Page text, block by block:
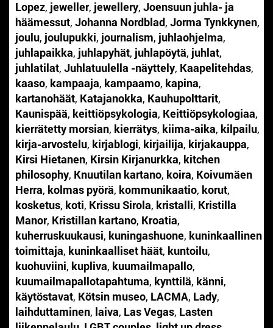
Lopez, jeweller, jewellery, Joensuun juhla- ja
häämessut, Johanna Nordblad, Jorma Tynkkynen,
joulu, joulupukki, journalism, juhlaohjelma,
juhlapaikka, juhlapyhät, juhlapöytä, juhlat,
juhlatilat, Juhlatuulella -näyttely, Kaapelitehdas,
kaaso, kampaaja, kampaamo, kapina,
kartanohäät, Katajanokka, Kauhupolttarit,
Kaunispää, keittiöpsykologia, Keittiöpsykologiaa,
kierrätetty morsian, kierrätys, kiima-aika, kilpailu,
kirja-arvostelu, kirjablogi, kirjailija, kirjakauppa,
Kirsi Hietanen, Kirsin Kirjanurkka, kitchen
philosophy, Knuutilan kartano, koira, Koivumäen
Herra, kolmas pyörä, kommunikaatio, korut,
kosketus, koti, Krissu Sirola, kristalli, Kristilla
Manor, Kristillan kartano, Kroatia,
kuherruskuukausi, kuningashuone, kuninkaallinen
toimittaja, kuninkaalliset häät, kuntoilu,
kuohuviini, kupliva, kuumailmapallo,
kuumailmapallotapahtuma, kynttilä, känni,
käytöstavat, Kötsin museo, LACMA, Lady,
laihduttaminen, laiva, Las Vegas, Lasten